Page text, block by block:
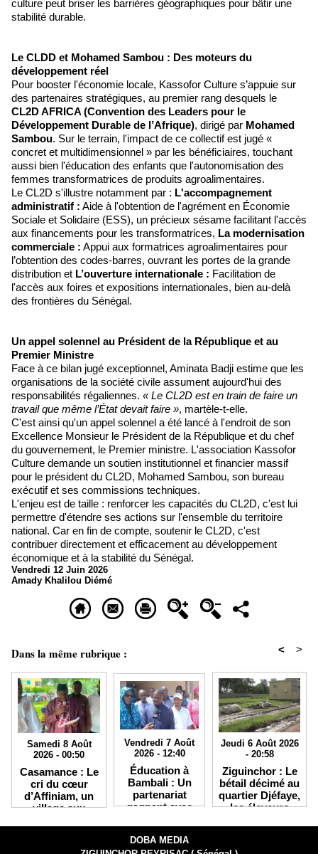
culture peut briser les barrières géographiques pour bâtir une
stabilité durable.
Le CLDD et Mohamed Sambou : Des moteurs du
développement réel
Pour booster l'économie locale, Kassofor Culture s’appuie sur
des partenaires stratégiques, au premier rang desquels le
CL2D AFRICA (Convention des Leaders pour le
Développement Durable de l’Afrique), dirigé par Mohamed
Sambou. Sur le terrain, l'impact de ce collectif est jugé «
concret et multidimensionnel » par les bénéficiaires, touchant
aussi bien l'éducation des enfants que l'autonomisation des
femmes transformatrices de produits agroalimentaires.
Le CL2D s'illustre notamment par : L'accompagnement
administratif : Aide à l'obtention de l'agrément en Économie
Sociale et Solidaire (ESS), un précieux sésame facilitant l'accès
aux financements pour les transformatrices, La modernisation
commerciale : Appui aux formatrices agroalimentaires pour
l’obtention des codes-barres, ouvrant les portes de la grande
distribution et L’ouverture internationale : Facilitation de
l'accès aux foires et expositions internationales, bien au-delà
des frontières du Sénégal.
Un appel solennel au Président de la République et au
Premier Ministre
Face à ce bilan jugé exceptionnel, Aminata Badji estime que les
organisations de la société civile assument aujourd'hui des
responsabilités régaliennes. « Le CL2D est en train de faire un
travail que même l’État devait faire », martèle-t-elle.
C'est ainsi qu'un appel solennel a été lancé à l'endroit de son
Excellence Monsieur le Président de la République et du chef
du gouvernement, le Premier ministre. L'association Kassofor
Culture demande un soutien institutionnel et financier massif
pour le président du CL2D, Mohamed Sambou, son bureau
exécutif et ses commissions techniques.
L'enjeu est de taille : renforcer les capacités du CL2D, c'est lui
permettre d'étendre ses actions sur l'ensemble du territoire
national. Car en fin de compte, soutenir le CL2D, c'est
contribuer directement et efficacement au développement
économique et à la stabilité du Sénégal.
Vendredi 12 Juin 2026
Amady Khalilou Diémé
Dans la même rubrique : < >
Samedi 8 Août
2026 - 00:50
Casamance : Le
cri du cœur
d’Affiniam, un
village aux
Vendredi 7 Août
2026 - 12:40
Éducation à
Bambali : Un
partenariat
gagnant avec
bourses
Jeudi 6 Août 2026
- 20:58
Ziguinchor : Le
bétail décimé au
quartier Djéfaye,
les éleveurs
DOBA MEDIA